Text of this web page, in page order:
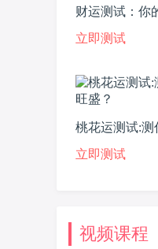
财运测试：你
运多？
立即测试
桃花运测试:测
盛？
立即测试
视频课程